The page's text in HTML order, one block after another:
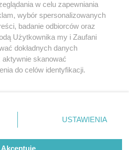
2 / 0
regulamin korzystania z portali
Skontakuj sięz nami
Kontakt
Wydawca
Redakcja
w celu zapewniania
wybór spersonalizowanych
badanie odbiorców oraz
Użytkownika my i Zaufani
dokładnych danych
skanować
do celów identyfikacji.
przycisk ustawień prywatności
rogu strony
nie wymagają zgody
sprzeciwić się takiemu
USTAWIENIA
Akceptuję